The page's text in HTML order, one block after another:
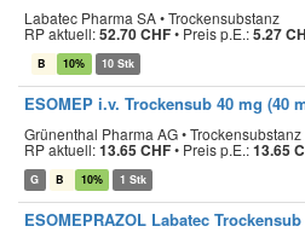
Labatec Pharma SA • Trockensubstanz
RP aktuell:52.70 CHF• Preis p.E.:5.27
B 10% 10 Stk
ESOMEP i.v. Trockensub 40 mg (40
Grünenthal Pharma AG • Trockensubstanz
RP aktuell:13.65 CHF• Preis p.E.:13.65
G B 10% 1 Stk
ESOMEPRAZOL Labatec